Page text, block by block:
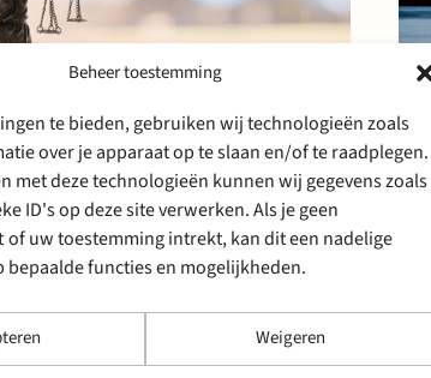
Beheer toestemming
te bieden, gebruiken wij technologieën zoals
over je apparaat op te slaan en/of te raadplegen.
met deze technologieën kunnen wij gegevens zoals
ID's op deze site verwerken. Als je geen
of uw toestemming intrekt, kan dit een nadelige
bepaalde functies en mogelijkheden.
Weigeren
2024
voor onze
Samsung in een
in
met het